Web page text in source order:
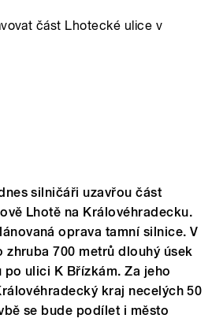
část Lhotecké ulice v
silničáři uzavřou část
Lhotě na Královéhradecku.
oprava tamní silnice. V
zhruba 700 metrů dlouhý úsek
ulici K Břízkám. Za jeho
kraj necelých 50
se bude podílet i město